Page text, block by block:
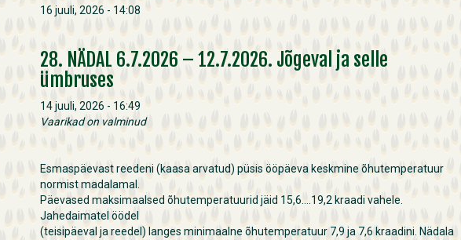
16 juuli, 2026 - 14:08
28. NÄDAL 6.7.2026 – 12.7.2026. Jõgeval ja selle
ümbruses
14 juuli, 2026 - 16:49
Vaarikad on valminud
Esmaspäevast reedeni (kaasa arvatud) püsis ööpäeva keskmine õhutemperatuur
normist madalamal.
Päevased maksimaalsed õhutemperatuurid jäid 15,6….19,2 kraadi vahele.
Jahedaimatel öödel
(teisipäeval ja reedel) langes minimaalne õhutemperatuur 7,9 ja 7,6 kraadini. Nädala